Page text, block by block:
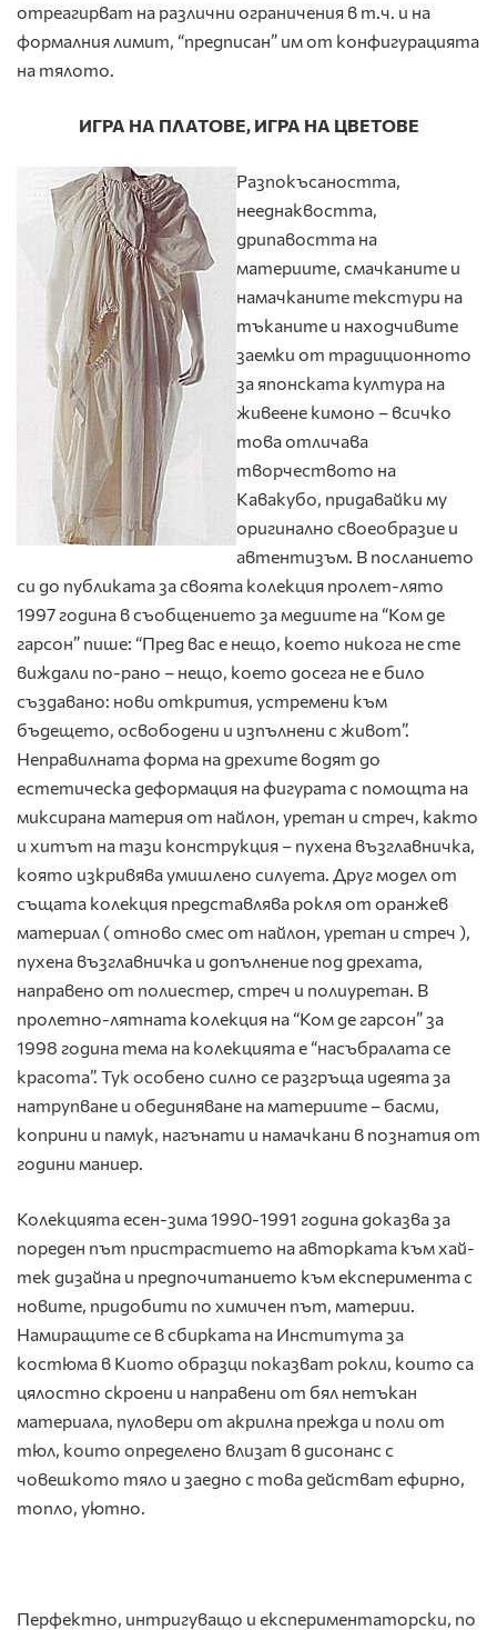
отреагирват на различни ограничения в т.ч. и на
формалния лимит, “предписан” им от конфигурацията
на тялото.
ИГРА НА ПЛАТОВЕ, ИГРА НА ЦВЕТОВЕ
Разпокъсаността,
нееднаквостта,
дрипавостта на
материите, смачканите и
намачканите текстури на
тъканите и находчивите
заемки от традиционното
за японската култура на
живеене кимоно – всичко
това отличава
творчеството на
Кавакубо, придавайки му
оригинално своеобразие и
автентизъм. В посланието
си до публиката за своята колекция пролет-лято
1997 година в съобщението за медиите на “Ком де
гарсон” пише: “Пред вас е нещо, което никога не сте
виждали по-рано – нещо, което досега не е било
създавано: нови открития, устремени към
бъдещето, освободени и изпълнени с живот”.
Неправилната форма на дрехите водят до
естетическа деформация на фигурата с помощта на
миксирана материя от найлон, уретан и стреч, както
и хитът на тази конструкция – пухена възглавничка,
която изкривява умишлено силуета. Друг модел от
същата колекция представлява рокля от оранжев
материал ( отново смес от найлон, уретан и стреч ),
пухена възглавничка и допълнение под дрехата,
направено от полиестер, стреч и полиуретан. В
пролетно-лятната колекция на “Ком де гарсон” за
1998 година тема на колекцията е “насъбралата се
красота”. Тук особено силно се разгръща идеята за
натрупване и обединяване на материите – басми,
коприни и памук, нагънати и намачкани в познатия от
години маниер.
Колекцията есен-зима 1990-1991 година доказва за
пореден път пристрастието на авторката към хай-
тек дизайна и предпочитанието към експеримента с
новите, придобити по химичен път, материи.
Намиращите се в сбирката на Института за
костюма в Киото образци показват рокли, които са
цялостно скроени и направени от бял нетъкан
материала, пуловери от акрилна прежда и поли от
тюл, които определено влизат в дисонанс с
човешкото тяло и заедно с това действат ефирно,
топло, уютно.
Перфектно, интригуващо и експериментаторски, по